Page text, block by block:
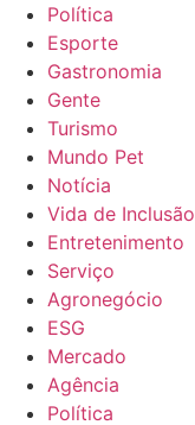
Política
Esporte
Gastronomia
Gente
Turismo
Mundo Pet
Notícia
Vida de Inclusão
Entretenimento
Serviço
Agronegócio
ESG
Mercado
Agência
Política